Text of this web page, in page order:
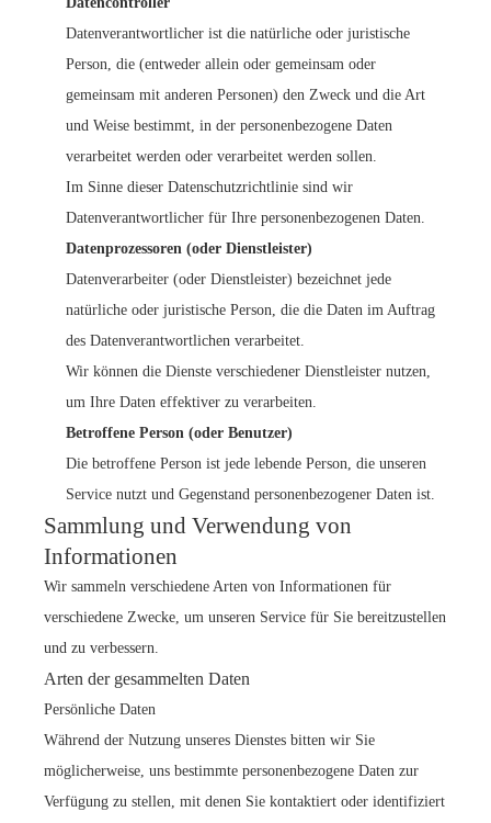
Datenverantwortlicher ist die natürliche oder juristische
Person, die (entweder allein oder gemeinsam oder
gemeinsam mit anderen Personen) den Zweck und die Art
und Weise bestimmt, in der personenbezogene Daten
verarbeitet werden oder verarbeitet werden sollen.
Im Sinne dieser Datenschutzrichtlinie sind wir
Datenverantwortlicher für Ihre personenbezogenen Daten.
Datenprozessoren (oder Dienstleister)
Datenverarbeiter (oder Dienstleister) bezeichnet jede
natürliche oder juristische Person, die die Daten im Auftrag
des Datenverantwortlichen verarbeitet.
Wir können die Dienste verschiedener Dienstleister nutzen,
um Ihre Daten effektiver zu verarbeiten.
Betroffene Person (oder Benutzer)
Die betroffene Person ist jede lebende Person, die unseren
Service nutzt und Gegenstand personenbezogener Daten ist.
Sammlung und Verwendung von
Informationen
Wir sammeln verschiedene Arten von Informationen für
verschiedene Zwecke, um unseren Service für Sie bereitzustellen
und zu verbessern.
Arten der gesammelten Daten
Persönliche Daten
Während der Nutzung unseres Dienstes bitten wir Sie
möglicherweise, uns bestimmte personenbezogene Daten zur
Verfügung zu stellen, mit denen Sie kontaktiert oder identifiziert